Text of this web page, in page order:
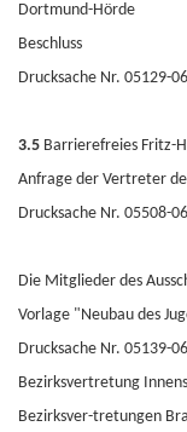
Dortmund-Hörde
Beschluss
Drucksache Nr. 05129-06
3.5 Barrierefreies Fritz-
Anfrage der Vertreter
Drucksache Nr. 05508-06
Die Mitglieder des
Vorlage "Neubau des
Drucksache Nr. 05139-
Bezirksvertretung
Bezirksver-tretungen